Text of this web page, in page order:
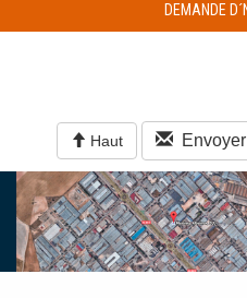
DEMANDE
Haut